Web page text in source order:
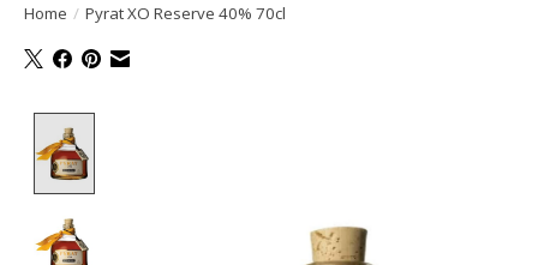
Home / Pyrat XO Reserve 40% 70cl